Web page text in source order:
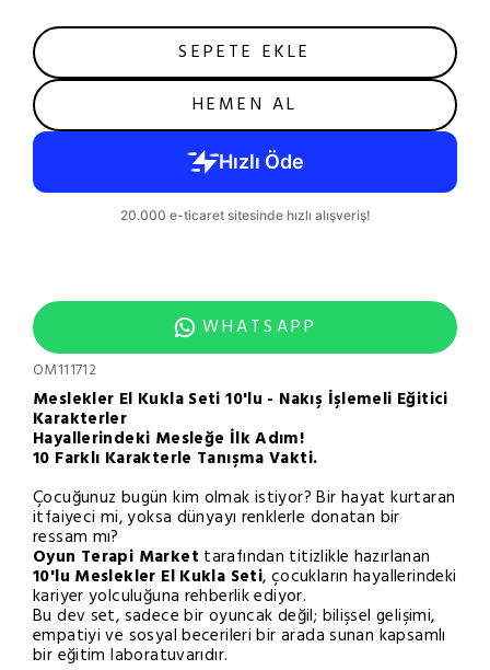
SEPETE EKLE
HEMEN AL
WHATSAPP
OM111712
Meslekler El Kukla Seti 10'lu - Nakış İşlemeli Eğitici
Karakterler
Hayallerindeki Mesleğe İlk Adım!
10 Farklı Karakterle Tanışma Vakti.
Çocuğunuz bugün kim olmak istiyor? Bir hayat kurtaran
itfaiyeci mi, yoksa dünyayı renklerle donatan bir
ressam mı?
Oyun Terapi Market tarafından titizlikle hazırlanan
10'lu Meslekler El Kukla Seti, çocukların hayallerindeki
kariyer yolculuğuna rehberlik ediyor.
Bu dev set, sadece bir oyuncak değil; bilişsel gelişimi,
empatiyi ve sosyal becerileri bir arada sunan kapsamlı
bir eğitim laboratuvarıdır.